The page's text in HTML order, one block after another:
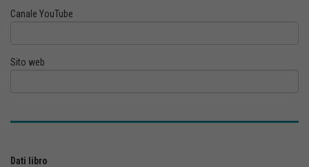
Canale YouTube
Sito web
Dati libro